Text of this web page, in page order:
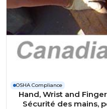
OSHA Compliance
Hand, Wrist and
Sécurité des mains,